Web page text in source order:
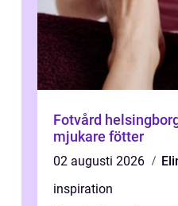
Fotvård
mjukare fötter
02 augusti 2026
inspiration